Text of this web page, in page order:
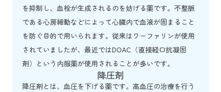
を抑制し、血栓が生成されるのを妨げる薬です。不整脈
である心房細動などによって心臓内で血液が固まること
を防ぐ目的で用いられます。従来はワーファリンが使用
されていましたが、最近ではDOAC（直接経口抗凝固
剤）という内服薬が使用されることが多いです。
降圧剤
降圧剤とは、血圧を下げる薬です。高血圧の治療を行う